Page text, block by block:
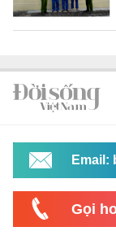
Email:
Gọi